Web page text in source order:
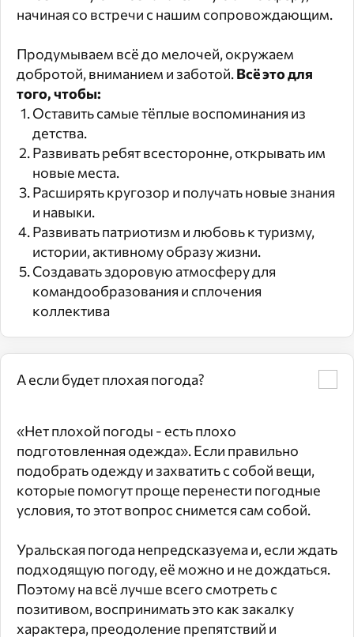
начиная со встречи с нашим сопровождающим.
Продумываем всё до мелочей, окружаем
добротой, вниманием и заботой.Всё это для
того, чтобы:
Оставить самые тёплые воспоминания из
детства.
Развивать ребят всесторонне, открывать им
новые места.
Расширять кругозор и получать новые знания
и навыки.
Развивать патриотизм и любовь к туризму,
истории, активному образу жизни.
Создавать здоровую атмосферу для
командообразования и сплочения
коллектива
А если будет плохая погода?
«Нет плохой погоды - есть плохо
подготовленная одежда». Если правильно
подобрать одежду и захватить с собой вещи,
которые помогут проще перенести погодные
условия, то этот вопрос снимется сам собой.
Уральская погода непредсказуема и, если ждать
подходящую погоду, её можно и не дождаться.
Поэтому на всё лучше всего смотреть с
позитивом, воспринимать это как закалку
характера, преодоление препятствий и